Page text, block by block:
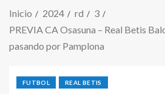
Inicio 2024 rd
3
PREVIA CA Osasuna – Real Betis
pasando por Pamplona
FUTBOL REAL BETIS